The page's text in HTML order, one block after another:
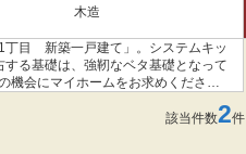
木造
丁目 新築一戸建て」。システムキッ
る基礎は、強靭なベタ基礎となって
機会にマイホームをお求めくださ
該当件数2件